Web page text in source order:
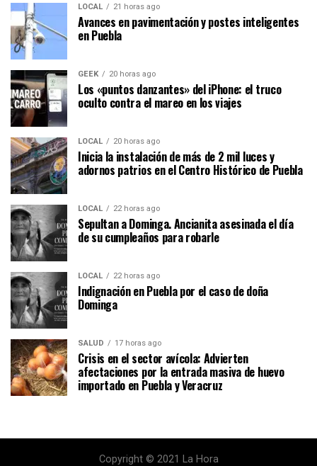
LOCAL 21 horas ago
Avances en pavimentación y postes inteligentes
en Puebla
GEEK 20 horas ago
Los «puntos danzantes» del iPhone: el truco
oculto contra el mareo en los viajes
LOCAL 20 horas ago
Inicia la instalación de más de 2 mil luces y
adornos patrios en el Centro Histórico de Puebla
LOCAL 22 horas ago
Sepultan a Dominga. Ancianita asesinada el día
de su cumpleaños para robarle
LOCAL 22 horas ago
Indignación en Puebla por el caso de doña
Dominga
SALUD 17 horas ago
Crisis en el sector avícola: Advierten
afectaciones por la entrada masiva de huevo
importado en Puebla y Veracruz
Copyright © 2021 La Hora